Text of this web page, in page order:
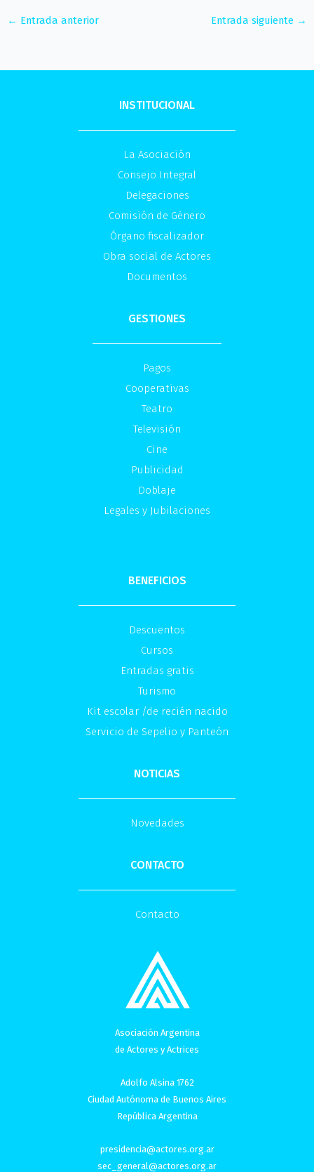
← Entrada anterior Entrada siguiente →
INSTITUCIONAL
La Asociación
Consejo Integral
Delegaciones
Comisión de Género
Órgano fiscalizador
Obra social de Actores
Documentos
GESTIONES
Pagos
Cooperativas
Teatro
Televisión
Cine
Publicidad
Doblaje
Legales y Jubilaciones
BENEFICIOS
Descuentos
Cursos
Entradas gratis
Turismo
Kit escolar /de recién nacido
Servicio de Sepelio y Panteón
NOTICIAS
Novedades
CONTACTO
Contacto
Asociación Argentina
de Actores y Actrices
Adolfo Alsina 1762
Ciudad Autónoma de Buenos Aires
República Argentina
presidencia@actores.org.ar
sec_general@actores.org.ar